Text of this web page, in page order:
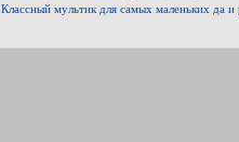
Классный мультик для самых маленьких да